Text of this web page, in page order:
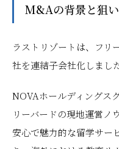
M&Aの背景と狙い
ラストリゾートは、フリ
社を連結子会社化しました
NOVAホールディングス
リーバードの現地運営ノ
安心で魅力的な留学サー